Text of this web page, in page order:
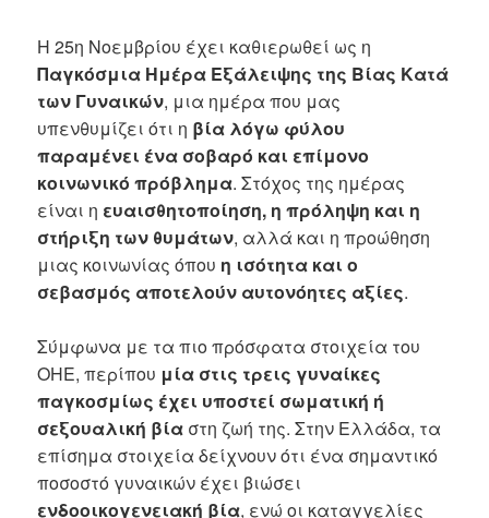
Η 25η Νοεμβρίου έχει καθιερωθεί ως η
Παγκόσμια Ημέρα Εξάλειψης της Βίας Κατά
των Γυναικών, μια ημέρα που μας
υπενθυμίζει ότι η βία λόγω φύλου
παραμένει ένα σοβαρό και επίμονο
κοινωνικό πρόβλημα. Στόχος της ημέρας
είναι η ευαισθητοποίηση, η πρόληψη και η
στήριξη των θυμάτων, αλλά και η προώθηση
μιας κοινωνίας όπου η ισότητα και ο
σεβασμός αποτελούν αυτονόητες αξίες.
Σύμφωνα με τα πιο πρόσφατα στοιχεία του
ΟΗΕ, περίπου μία στις τρεις γυναίκες
παγκοσμίως έχει υποστεί σωματική ή
σεξουαλική βία στη ζωή της. Στην Ελλάδα, τα
επίσημα στοιχεία δείχνουν ότι ένα σημαντικό
ποσοστό γυναικών έχει βιώσει
ενδοοικογενειακή βία, ενώ οι καταγγελίες